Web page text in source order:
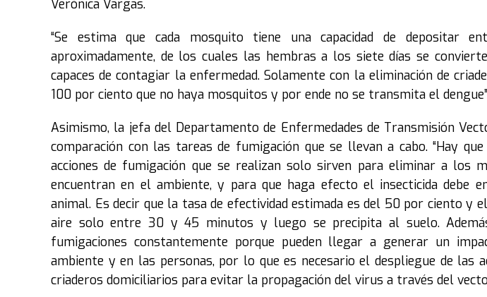
Verónica Vargas.
“Se estima que cada mosquito tiene una capacidad de depositar
aproximadamente, de los cuales las hembras a los siete días se
capaces de contagiar la enfermedad. Solamente con la eliminación de
100 por ciento que no haya mosquitos y por ende no se transmita el
Asimismo, la jefa del Departamento de Enfermedades de Transmisión
comparación con las tareas de fumigación que se llevan a cabo. “Hay
acciones de fumigación que se realizan solo sirven para eliminar a los
encuentran en el ambiente, y para que haga efecto el insecticida debe
animal. Es decir que la tasa de efectividad estimada es del 50 por ciento y
aire solo entre 30 y 45 minutos y luego se precipita al suelo.
fumigaciones constantemente porque pueden llegar a generar un
ambiente y en las personas, por lo que es necesario el despliegue de las
criaderos domiciliarios para evitar la propagación del virus a través del